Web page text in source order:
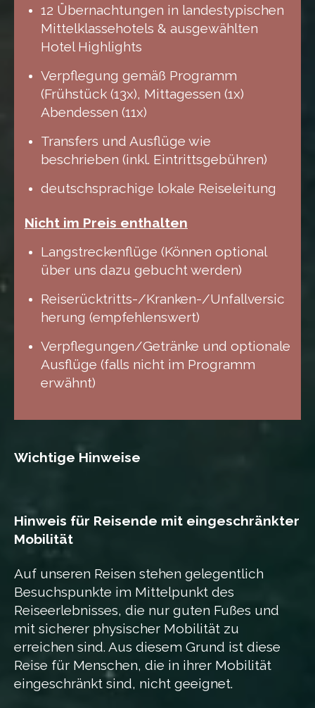
12 Übernachtungen in landestypischen
Mittelklassehotels & ausgewählten
Hotel Highlights
Verpflegung gemäß Programm
(Frühstück (13x), Mittagessen (1x)
Abendessen (11x)
Transfers und Ausflüge wie
beschrieben (inkl. Eintrittsgebühren)
deutschsprachige lokale Reiseleitung
Nicht im Preis enthalten
Langstreckenflüge (Können optional
über uns dazu gebucht werden)
Reiserücktritts-/Kranken-/Unfallversic
herung (empfehlenswert)
Verpflegungen/Getränke und optionale
Ausflüge (falls nicht im Programm
erwähnt)
Wichtige Hinweise
Hinweis für Reisende mit eingeschränkter
Mobilität
Auf unseren Reisen stehen gelegentlich
Besuchspunkte im Mittelpunkt des
Reiseerlebnisses, die nur guten Fußes und
mit sicherer physischer Mobilität zu
erreichen sind. Aus diesem Grund ist diese
Reise für Menschen, die in ihrer Mobilität
eingeschränkt sind, nicht geeignet.